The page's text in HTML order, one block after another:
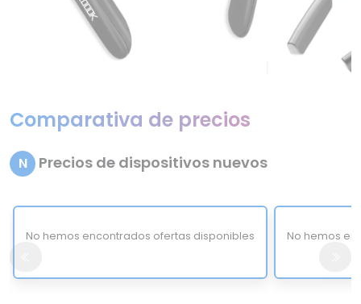
Comparativa de precios
N Precios de dispositivos nuevos
No hemos encontrados ofertas disponibles No hemos